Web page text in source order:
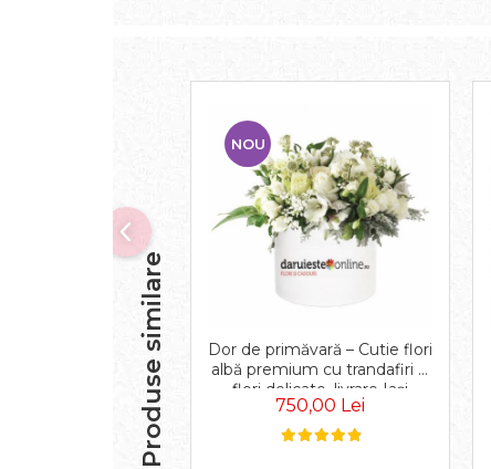
Produse similare
NOU
Dor de primăvară – Cutie flori
albă premium cu trandafiri și
flori delicate, livrare Iași
750,00 Lei